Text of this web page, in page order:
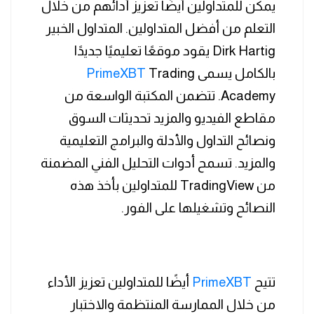
يمكن للمتداولين أيضًا تعزيز أدائهم من خلال
التعلم من أفضل المتداولين. المتداول الخبير
Dirk Hartig يقود موقعًا تعليميًا جديدًا
بالكامل يسمى
PrimeXBT Trading
Academy. تتضمن المكتبة الواسعة من
مقاطع الفيديو والمزيد تحديثات السوق
ونصائح التداول والأدلة والبرامج التعليمية
والمزيد. تسمح أدوات التحليل الفني المضمنة
من TradingView للمتداولين بأخذ هذه
النصائح وتشغيلها على الفور.
تتيح PrimeXBT
أيضًا للمتداولين تعزيز الأداء
من خلال الممارسة المنتظمة والاختبار